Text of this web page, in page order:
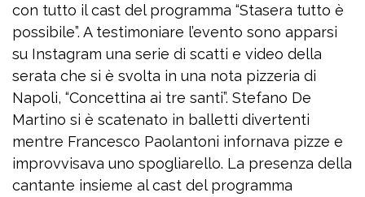
con tutto il cast del programma “Stasera tutto è
possibile”. A testimoniare l’evento sono apparsi
su Instagram una serie di scatti e video della
serata che si è svolta in una nota pizzeria di
Napoli, “Concettina ai tre santi”. Stefano De
Martino si è scatenato in balletti divertenti
mentre Francesco Paolantoni infornava pizze e
improvvisava uno spogliarello. La presenza della
cantante insieme al cast del programma